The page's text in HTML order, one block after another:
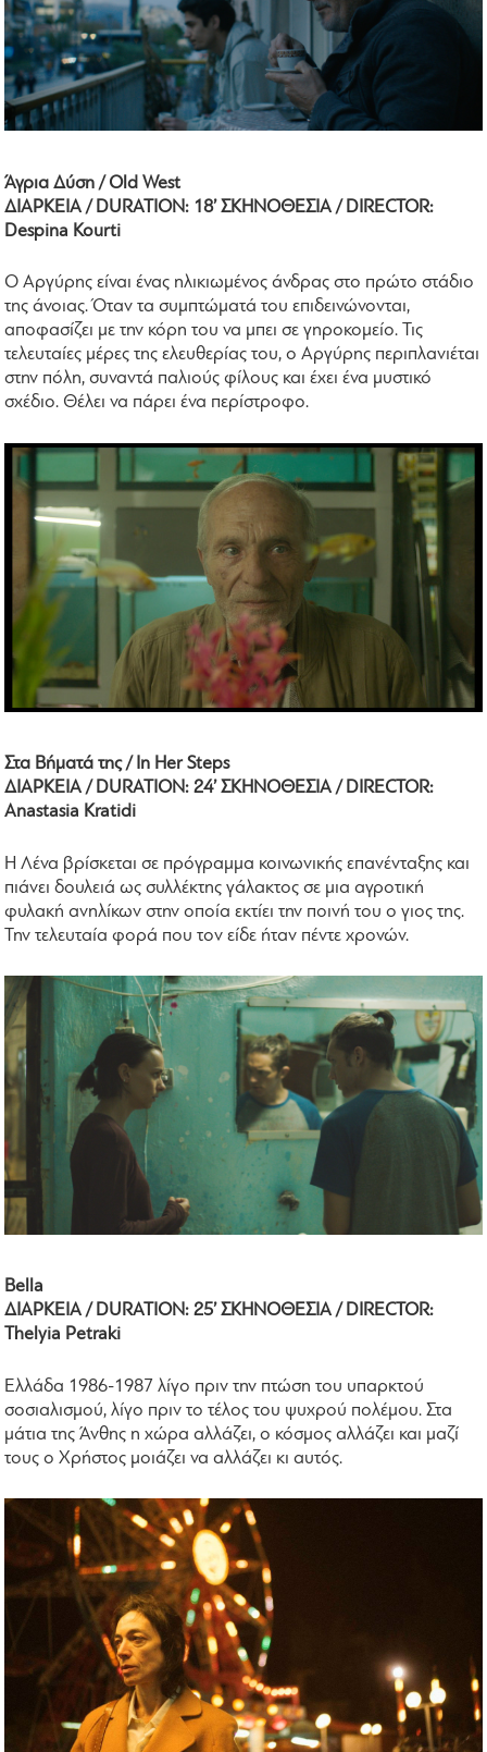
Άγρια Δύση / Old West
ΔΙΑΡΚΕΙΑ / DURATION: 18’ ΣΚΗΝΟΘΕΣΙΑ / DIRECTOR:
Despina Kourti
Ο Αργύρης είναι ένας ηλικιωμένος άνδρας στο πρώτο στάδιο
της άνοιας. Όταν τα συμπτώματά του επιδεινώνονται,
αποφασίζει με την κόρη του να μπει σε γηροκομείο. Τις
τελευταίες μέρες της ελευθερίας του, ο Αργύρης περιπλανιέται
στην πόλη, συναντά παλιούς φίλους και έχει ένα μυστικό
σχέδιο. Θέλει να πάρει ένα περίστροφο.
Στα Βήματά της / In Her Steps
ΔΙΑΡΚΕΙΑ / DURATION: 24’ ΣΚΗΝΟΘΕΣΙΑ / DIRECTOR:
Anastasia Kratidi
Η Λένα βρίσκεται σε πρόγραμμα κοινωνικής επανένταξης και
πιάνει δουλειά ως συλλέκτης γάλακτος σε μια αγροτική
φυλακή ανηλίκων στην οποία εκτίει την ποινή του ο γιος της.
Την τελευταία φορά που τον είδε ήταν πέντε χρονών.
Bella
ΔΙΑΡΚΕΙΑ / DURATION: 25’ ΣΚΗΝΟΘΕΣΙΑ / DIRECTOR:
Thelyia Petraki
Ελλάδα 1986-1987 λίγο πριν την πτώση του υπαρκτού
σοσιαλισμού, λίγο πριν το τέλος του ψυχρού πολέμου. Στα
μάτια της Άνθης η χώρα αλλάζει, ο κόσμος αλλάζει και μαζί
τους ο Χρήστος μοιάζει να αλλάζει κι αυτός.